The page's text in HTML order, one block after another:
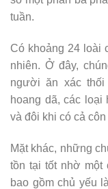
tuần.
Có khoảng 24 loài
nhiên. Ở đây,
người ăn xác
hoang dã, các loại
và đôi khi có cả
Mặt khác, những
tồn tại tốt nhờ một
bao gồm chủ yếu